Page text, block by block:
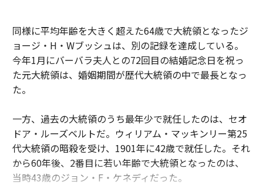
同様に平均年齢を大きく超えた64歳で大統領となったジ
ョージ・H・Wブッシュは、別の記録を達成している。
今年1月にバーバラ夫人との72回目の結婚記念日を祝っ
た元大統領は、婚姻期間が歴代大統領の中で最長となっ
た。
一方、過去の大統領のうち最年少で就任したのは、セオ
ドア・ルーズベルトだ。ウィリアム・マッキンリー第25
代大統領の暗殺を受け、1901年に42歳で就任した。それ
から60年後、2番目に若い年齢で大統領となったのは、
当時43歳のジョン・F・ケネディだった。